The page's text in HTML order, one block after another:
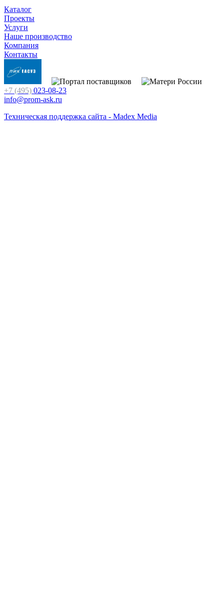
Каталог
Проекты
Услуги
Наше производство
Компания
Контакты
+7 (495) 023-08-23
info@prom-ask.ru
Техническая поддержка сайта - Madex Media